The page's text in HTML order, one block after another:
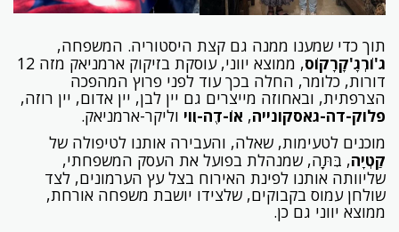
תוך כדי שמענו ממנה גם קצת היסטוריה. המשפחה,
ג'וֹרְגָ'קָרָקוֹס
, ממוצא יווני, עוסקת בזיקוק ארמניאק מזה 12
דורות, כלומר, החלה בכך עוד לפני פרוץ המהפכה
הצרפתית, ובאחוזה מייצרים גם יין לבן, יין אדום, יין רוזה,
פלוק-דה-גאסקונייה, אוֹ-דֶה-וִוי וליקר-ארמניאק.
מוכנים לטעימות, שאלה, והעבירה אותנו לטיפולה של
קַטְיָה, בִּתָּה, שמנהלת בפועל את העסק המשפחתי,
שליוותה אותנו לפינת האירוח בצל עץ הערמונים, לצד
שולחן עמוס בקבוקים, שלצידו יושבת משפחה אורחת,
ממוצא יווני גם כן.